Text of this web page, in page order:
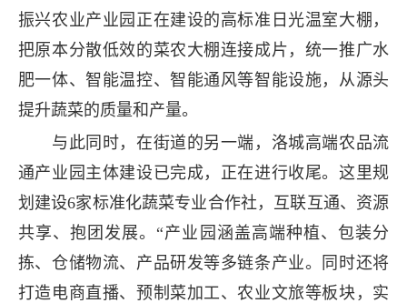
振兴农业产业园正在建设的高标准日光温室大棚，
把原本分散低效的菜农大棚连接成片，统一推广水
肥一体、智能温控、智能通风等智能设施，从源头
提升蔬菜的质量和产量。
与此同时，在街道的另一端，洛城高端农品流
通产业园主体建设已完成，正在进行收尾。这里规
划建设6家标准化蔬菜专业合作社，互联互通、资源
共享、抱团发展。“产业园涵盖高端种植、包装分
拣、仓储物流、产品研发等多链条产业。同时还将
打造电商直播、预制菜加工、农业文旅等板块，实